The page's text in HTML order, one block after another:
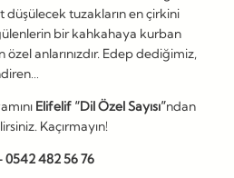
düşülecek tuzakların en çirkini
bir kahkahaya kurban
anlarınızdır. Edep dediğimiz,
Elifelif “Dil Özel Sayısı”ndan
Kaçırmayın!
0542 482 56 76